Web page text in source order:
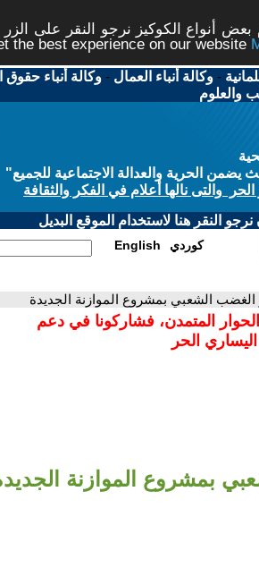
أنواع الكوكيز نرجو النقر على
the best experience on our website
-وكالة أنباء العمال -وكالة أنباء حقوق
والعلوم
الحرية والعدالة الاجتماعية للجميع"
والتى نالها أعلام في الفكر والثقافة
النقر هنا لاستخدام الموقع البديل
English كوردي
الغضب الشعبي بمشروع الموازنة الجديدة
المتمدن، فشاركونا في دعم
الحر
بمشروع الموازنة